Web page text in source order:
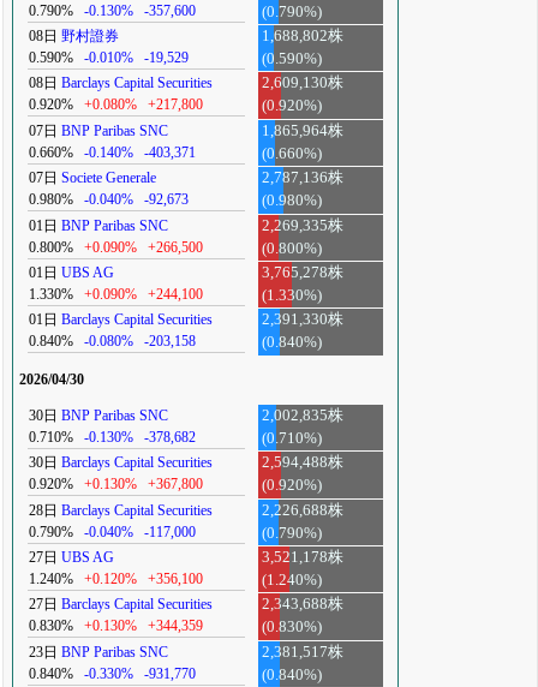
0.790% -0.130% -357,600
(0.790%)
08日 野村證券
0.590%
-0.010% -19,529
1,688,802株
(0.590%)
08日 Barclays Capital Securities
0.920%
+0.080% +217,800
2,609,130株
(0.920%)
07日 BNP Paribas SNC
0.660%
-0.140% -403,371
1,865,964株
(0.660%)
07日 Societe Generale
0.980%
-0.040% -92,673
2,787,136株
(0.980%)
01日 BNP Paribas SNC
0.800%
+0.090% +266,500
2,269,335株
(0.800%)
01日 UBS AG
1.330%
+0.090% +244,100
3,765,278株
(1.330%)
01日 Barclays Capital Securities
0.840%
-0.080% -203,158
2,391,330株
(0.840%)
2026/04/30
30日 BNP Paribas SNC
0.710%
-0.130% -378,682
2,002,835株
(0.710%)
30日 Barclays Capital Securities
0.920%
+0.130% +367,800
2,594,488株
(0.920%)
28日 Barclays Capital Securities
0.790%
-0.040% -117,000
2,226,688株
(0.790%)
27日 UBS AG
1.240%
+0.120% +356,100
3,521,178株
(1.240%)
27日 Barclays Capital Securities
0.830%
+0.130% +344,359
2,343,688株
(0.830%)
23日 BNP Paribas SNC
0.840%
-0.330% -931,770
2,381,517株
(0.840%)